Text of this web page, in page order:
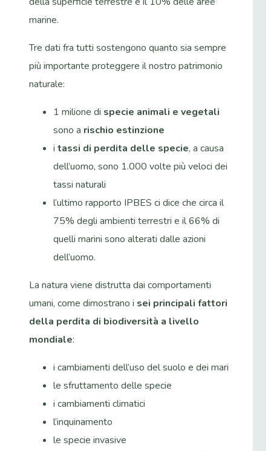
marine.
Tre dati fra tutti sostengono quanto sia sempre
più importante proteggere il nostro patrimonio
naturale:
1 milione di specie animali e vegetali
sono a rischio estinzione
i tassi di perdita delle specie, a causa
dell’uomo, sono 1.000 volte più veloci dei
tassi naturali
l’ultimo rapporto IPBES ci dice che circa il
75% degli ambienti terrestri e il 66% di
quelli marini sono alterati dalle azioni
dell’uomo.
La natura viene distrutta dai comportamenti
umani, come dimostrano i sei principali fattori
della perdita di biodiversità a livello
mondiale:
i cambiamenti dell’uso del suolo e dei mari
le sfruttamento delle specie
i cambiamenti climatici
l’inquinamento
le specie invasive